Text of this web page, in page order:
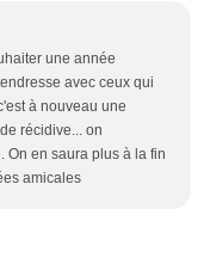
une année
avec ceux qui
à nouveau une
récidive... on
On en saura plus à la fin
amicales